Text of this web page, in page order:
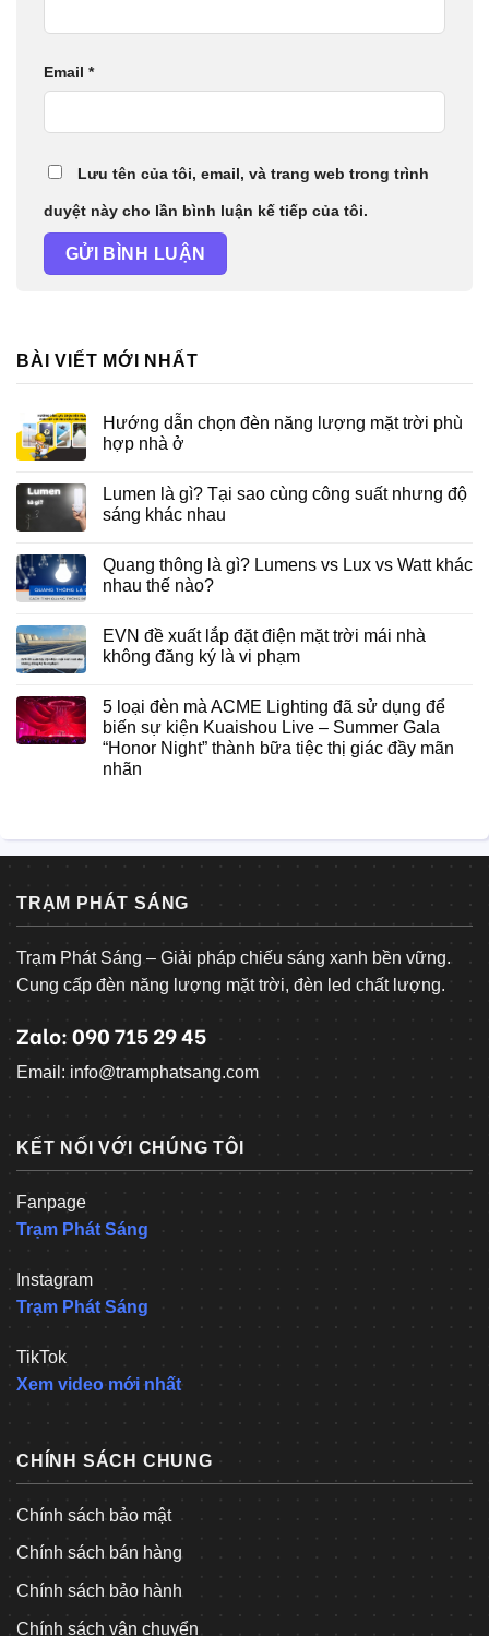
Email *
Lưu tên của tôi, email, và trang web trong trình
duyệt này cho lần bình luận kế tiếp của tôi.
BÀI VIẾT MỚI NHẤT
Hướng dẫn chọn đèn năng lượng mặt trời phù
hợp nhà ở
Lumen là gì? Tại sao cùng công suất nhưng độ
sáng khác nhau
Quang thông là gì? Lumens vs Lux vs Watt khác
nhau thế nào?
EVN đề xuất lắp đặt điện mặt trời mái nhà
không đăng ký là vi phạm
5 loại đèn mà ACME Lighting đã sử dụng để
biến sự kiện Kuaishou Live – Summer Gala
“Honor Night” thành bữa tiệc thị giác đầy mãn
nhãn
TRẠM PHÁT SÁNG
Trạm Phát Sáng – Giải pháp chiếu sáng xanh bền vững.
Cung cấp đèn năng lượng mặt trời, đèn led chất lượng.
Zalo: 090 715 29 45
Email: info@tramphatsang.com
KẾT NỐI VỚI CHÚNG TÔI
Fanpage
Trạm Phát Sáng
Instagram
Trạm Phát Sáng
TikTok
Xem video mới nhất
CHÍNH SÁCH CHUNG
Chính sách bảo mật
Chính sách bán hàng
Chính sách bảo hành
Chính sách vận chuyển